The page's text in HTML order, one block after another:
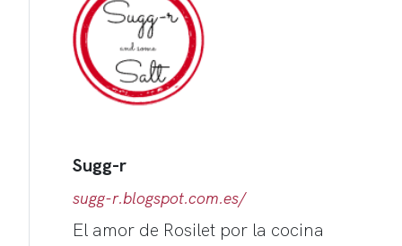
Sugg-r
sugg-r.blogspot.com.es/
El amor de Rosilet por la cocina